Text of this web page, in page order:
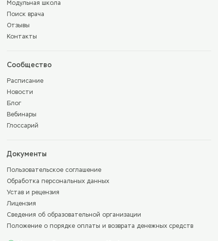
Модульная школа
Поиск врача
Отзывы
Контакты
Сообщество
Расписание
Новости
Блог
Вебинары
Глоссарий
Документы
Пользовательское соглашение
Обработка персональных данных
Устав и рецензия
Лицензия
Сведения об образовательной организации
Положение о порядке оплаты и возврата денежных средств